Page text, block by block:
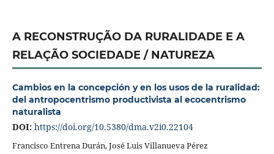
A RECONSTRUÇÃO DA RURALIDADE E A
RELAÇÃO SOCIEDADE / NATUREZA
Cambios en la concepción y en los usos de la ruralidad:
del antropocentrismo productivista al ecocentrismo
naturalista
DOI: https://doi.org/10.5380/dma.v2i0.22104
Francisco Entrena Durán, José Luis Villanueva Pérez